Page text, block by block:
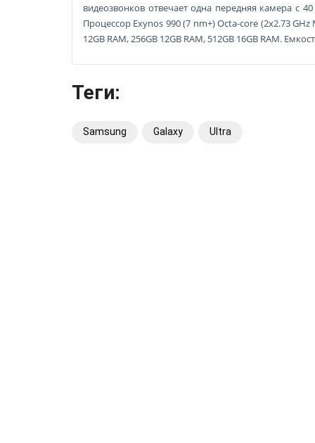
видеозвонков отвечает одна передняя камера с
Процессор Exynos 990 (7 nm+) Octa-core (2x2.73
12GB RAM, 256GB 12GB RAM, 512GB 16GB RAM.
Теги:
Samsung Galaxy Ultra